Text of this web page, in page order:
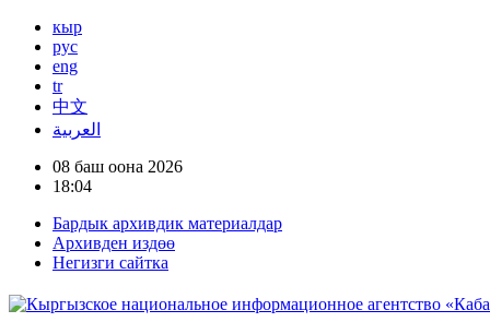
кыр
рус
eng
tr
中文
العربية
08 баш оона 2026
18:04
Бардык архивдик материалдар
Архивден издөө
Негизги сайтка